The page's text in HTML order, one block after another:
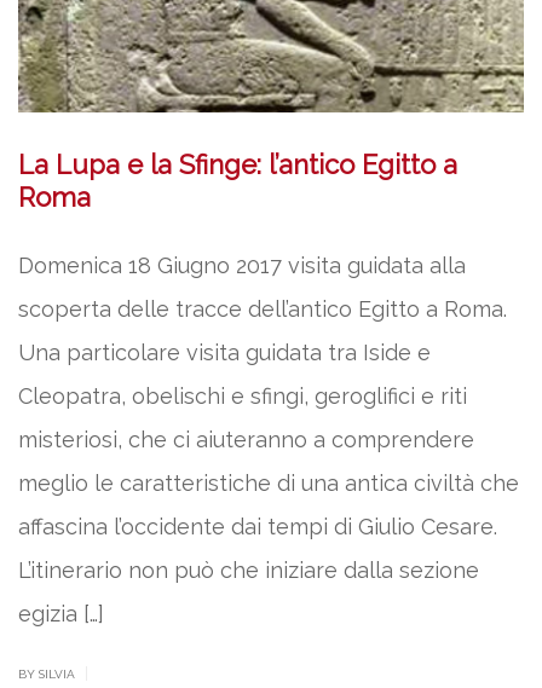
La Lupa e la Sfinge: l’antico Egitto a
Roma
Domenica 18 Giugno 2017 visita guidata alla
scoperta delle tracce dell’antico Egitto a Roma.
Una particolare visita guidata tra Iside e
Cleopatra, obelischi e sfingi, geroglifici e riti
misteriosi, che ci aiuteranno a comprendere
meglio le caratteristiche di una antica civiltà che
affascina l’occidente dai tempi di Giulio Cesare.
L’itinerario non può che iniziare dalla sezione
egizia […]
BY SILVIA